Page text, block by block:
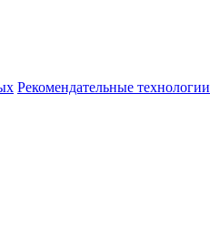
Рекомендательные технологии